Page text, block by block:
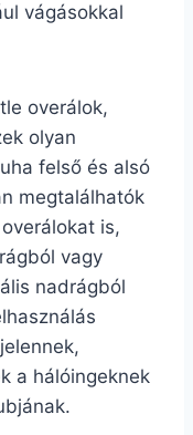
vágásokkal
overálok,
olyan
felső és alsó
megtalálhatók
is,
vagy
nadrágból
a hálóingeknek